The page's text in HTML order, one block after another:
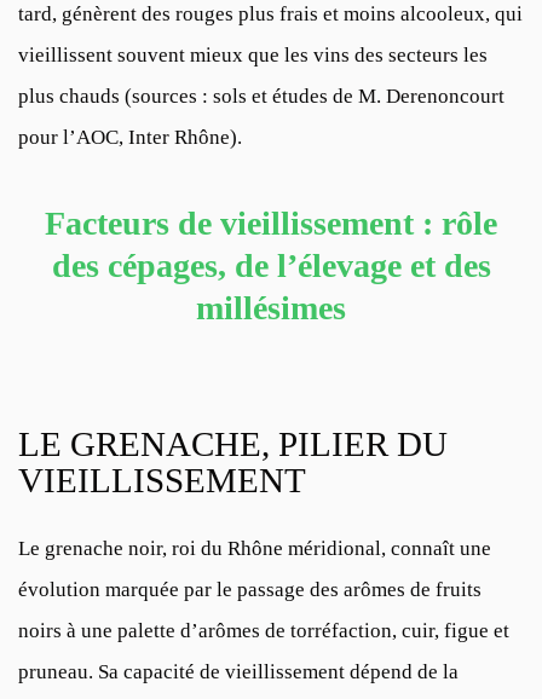
tard, génèrent des rouges plus frais et moins alcooleux, qui
vieillissent souvent mieux que les vins des secteurs les
plus chauds (sources : sols et études de M. Derenoncourt
pour l’AOC, Inter Rhône).
Facteurs de vieillissement : rôle
des cépages, de l’élevage et des
millésimes
LE GRENACHE, PILIER DU
VIEILLISSEMENT
Le grenache noir, roi du Rhône méridional, connaît une
évolution marquée par le passage des arômes de fruits
noirs à une palette d’arômes de torréfaction, cuir, figue et
pruneau. Sa capacité de vieillissement dépend de la